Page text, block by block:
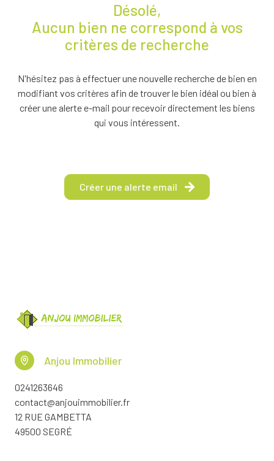
LOCATION
VOTRE
BIEN
Désolé,
Aucun bien ne correspond à vos
critères de recherche
N'hésitez pas à effectuer une nouvelle recherche de bien en
modifiant vos critères afin de trouver le bien idéal ou bien à
créer une alerte e-mail pour recevoir directement les biens
qui vous intéressent.
Créer une alerte email
Anjou Immobilier
0241263646
contact@anjouimmobilier.fr
12 RUE GAMBETTA
49500 SEGRÉ